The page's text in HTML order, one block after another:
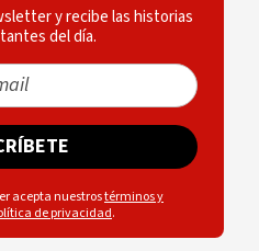
y recibe las historias
del día.
acepta nuestrostérminos y
de privacidad.